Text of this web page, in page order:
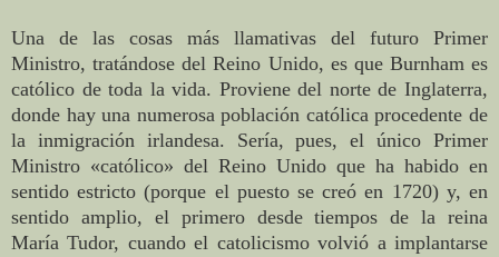
Una de las cosas más llamativas del futuro Primer
Ministro, tratándose del Reino Unido, es que Burnham es
católico de toda la vida. Proviene del norte de Inglaterra,
donde hay una numerosa población católica procedente de
la inmigración irlandesa. Sería, pues, el único Primer
Ministro «católico» del Reino Unido que ha habido en
sentido estricto (porque el puesto se creó en 1720) y, en
sentido amplio, el primero desde tiempos de la reina
María Tudor, cuando el catolicismo volvió a implantarse